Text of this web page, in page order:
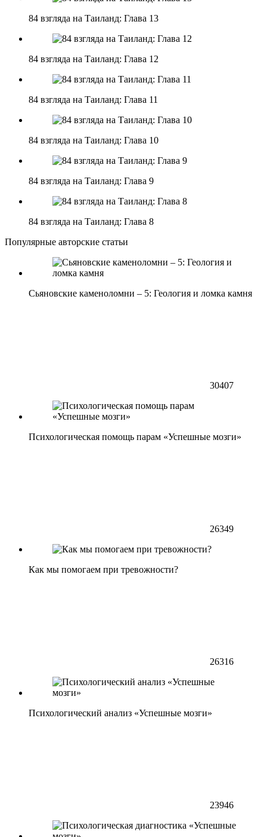
84 взгляда на Таиланд: Глава 13
84 взгляда на Таиланд: Глава 12
84 взгляда на Таиланд: Глава 11
84 взгляда на Таиланд: Глава 10
84 взгляда на Таиланд: Глава 9
84 взгляда на Таиланд: Глава 8
Популярные авторские статьи
Сьяновские каменоломни – 5: Геология и ломка камня
30407
Психологическая помощь парам «Успешные мозги»
26349
Как мы помогаем при тревожности?
26316
Психологический анализ «Успешные мозги»
23946